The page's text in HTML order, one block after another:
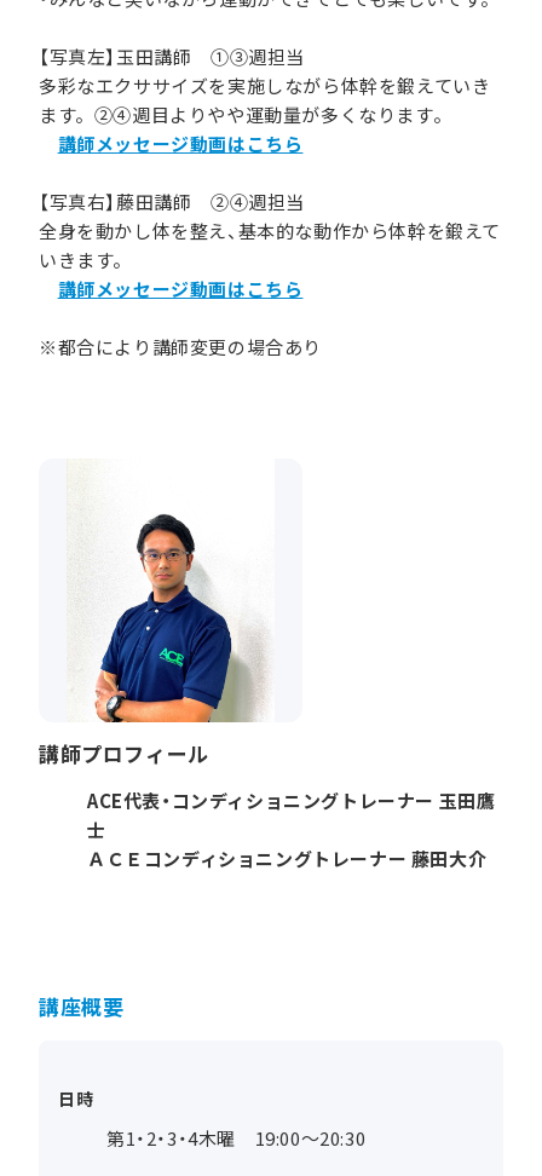
【写真左】玉田講師 ①③週担当
多彩なエクササイズを実施しながら体幹を鍛えていき
ます。②④週目よりやや運動量が多くなります。
講師メッセージ動画はこちら
【写真右】藤田講師 ②④週担当
全身を動かし体を整え、基本的な動作から体幹を鍛えて
いきます。
講師メッセージ動画はこちら
※都合により講師変更の場合あり
講師プロフィール
ACE代表・コンディショニングトレーナー 玉田鷹
士
ＡＣＥコンディショニングトレーナー 藤田大介
講座概要
日時
第1・2・3・4木曜 19:00～20:30